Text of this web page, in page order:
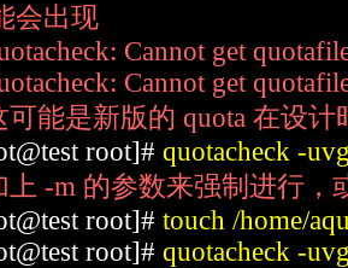
会出现
Cannot get
Cannot get
可能是新版的 quota 在设
root]# quotacheck -
上 -m 的参数来强制进行，
root]# touch /home/
root]# quotacheck -